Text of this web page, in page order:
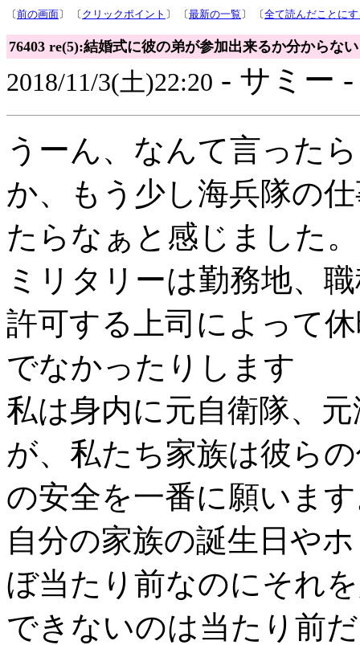
〔前の画面〕 〔 クリックポイント 〕 〔最新の一覧 〕 〔全て読んだことに
76403 re(5):結婚式に彼の弟が参加出来るか分からない
2018/11/3(土)22:20 - サミー
うーん、なんて言った
か、もう少し海兵隊の
たらなぁと感じました。
ミリタリーは勤務地、
許可する上司によって
でなかったりします
私は身内に元自衛隊、
が、私たち家族は彼ら
の安全を一番に願いま
自分の家族の誕生日や
ぼ当たり前なのにそれ
できないのは当たり前